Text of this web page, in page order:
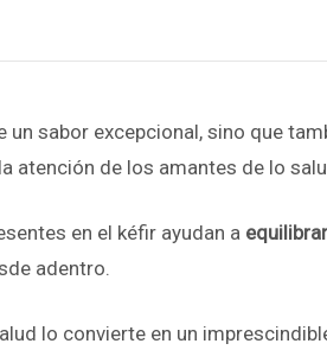
sabor excepcional, sino que
atención de los amantes de lo
en el kéfir ayudan a equilibrar
adentro.
lo convierte en un